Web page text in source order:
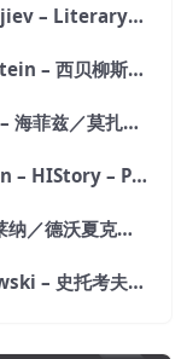
Alexander Gadjiev – Literary Fantasies【FLAC 192】
Leonard Bernstein – 西贝柳斯：芬兰颂／格里格：培尔·金特组曲【44.1kHz／24bit】
Jascha Heifetz – 海菲兹／莫扎特：第四小提琴协奏曲，第五小提琴协奏曲《土耳其》／维瓦尔第：小提琴与大提琴协奏曲，RV 547【192kHz／24bit】
Michael Jackson – HIStory – PAST, PRESENT AND FUTURE – BOOK I【96kHz／24bit】
Fritz Reiner – 莱纳／德沃夏克：第九交响曲【176.4kHz／24bit】
Leopold Stokowski – 史托考夫斯基：狂想曲【176.4kHz／24bit】